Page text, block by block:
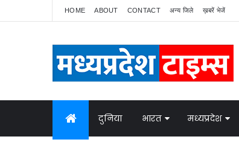
HOME ABOUT CONTACT अन्य जिले ख़बरें भेजें
दुनिया भारत मध्यप्रदेश